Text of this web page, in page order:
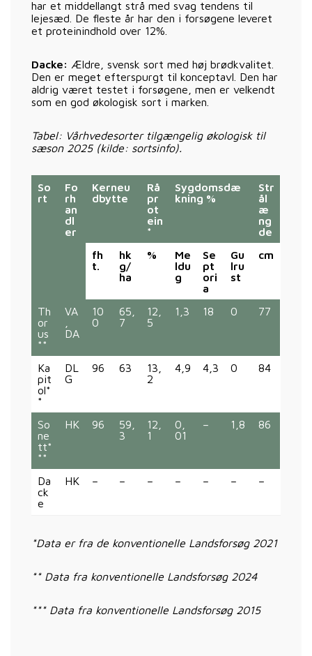
har et middellangt strå med svag tendens til
lejesæd. De fleste år har den i forsøgene leveret
et proteinindhold over 12%.
Dacke: Ældre, svensk sort med høj brødkvalitet.
Den er meget efterspurgt til konceptavl. Den har
aldrig været testet i forsøgene, men er velkendt
som en god økologisk sort i marken.
Tabel: Vårhvedesorter tilgængelig økologisk til
sæson 2025 (kilde: sortsinfo).
So
rt
Fo
rh
an
dl
er
Kerneu
dbytte
Rå
pr
ot
ein
*
Sygdomsdæ
kning %
Str
ål
æ
ng
de
fh
t.
hk
g/
ha
%
Me
ldu
g
Se
pt
ori
a
Gu
lru
st
cm
Th
or
us
**
VA
DA
10
0
65,
7
12,
5
1,3 18 0 77
Ka
pit
ol*
*
DL
G
96 63
13,
2
4,9 4,3 0 84
So
ne
tt*
**
HK 96
59,
3
12,
1
0,
01
– 1,8 86
Da
ck
e
HK – – – – – – –
*Data er fra de konventionelle Landsforsøg 2021
** Data fra konventionelle Landsforsøg 2024
*** Data fra konventionelle Landsforsøg 2015